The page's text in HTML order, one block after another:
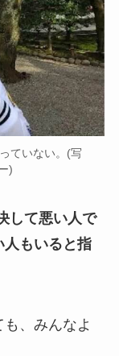
ていない。(写
)
して悪い人で
人もいると指
も、みんなよ